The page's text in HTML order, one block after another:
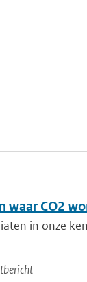
waar CO2
in onze